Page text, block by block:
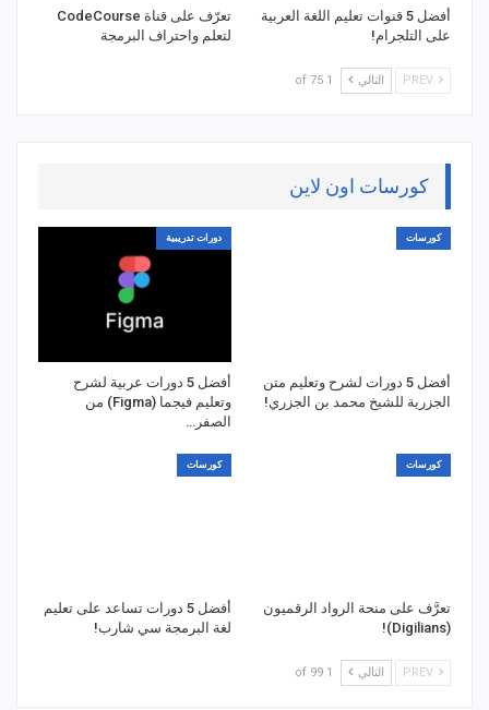
أفضل 5 قنوات تعليم اللغة العربية
على التلجرام!
تعرّف على قناة CodeCourse
لتعلم واحتراف البرمجة
التالي 1 of 75
كورسات اون لاين
كورسات
أفضل 5 دورات لشرح وتعليم متن
الجزرية للشيخ محمد بن الجزري!
دورات تدريبية
أفضل 5 دورات عربية لشرح
وتعليم فيجما (Figma) من
الصفر…
كورسات
تعرَّف على منحة الرواد الرقميون
(Digilians)!
كورسات
أفضل 5 دورات تساعد على تعليم
لغة البرمجة سي شارب!
التالي 1 of 99